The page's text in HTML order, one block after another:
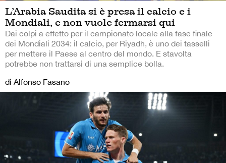
L’Arabia Saudita si è presa il calcio e i
Mondiali, e non vuole fermarsi qui
Dai colpi a effetto per il campionato locale alla fase finale
dei Mondiali 2034: il calcio, per Riyadh, è uno dei tasselli
per mettere il Paese al centro del mondo. E stavolta
potrebbe non trattarsi di una semplice bolla.
di Alfonso Fasano